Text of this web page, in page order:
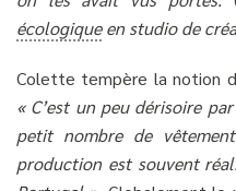
écologiqueen studio de
Colette tempère la notion
« C’est un peu dérisoire
petit nombre de
production est souvent